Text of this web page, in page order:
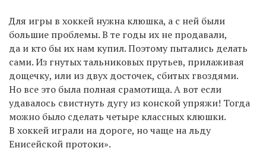
Для игры в хоккей нужна клюшка, а с ней были
большие проблемы. В те годы их не продавали,
да и кто бы их нам купил. Поэтому пытались делать
сами. Из гнутых тальниковых прутьев, прилаживая
дощечку, или из двух досточек, сбитых гвоздями.
Но все это была полная срамотища. А вот если
удавалось свистнуть дугу из конской упряжи! Тогда
можно было сделать четыре классных клюшки.
В хоккей играли на дороге, но чаще на льду
Енисейской протоки».